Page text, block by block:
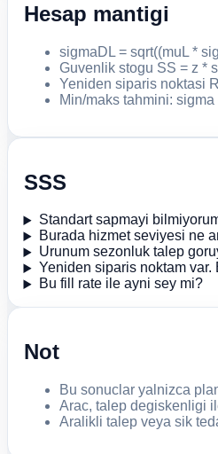
Hesap mantigi
sigmaDL = sqrt((muL *
Guvenlik stogu SS = z *
Yeniden siparis noktasi
Min/maks tahmini:
SSS
Standart sapmayi
Burada hizmet seviyesi ne
Urunum sezonluk talep
Yeniden siparis noktam
Bu fill rate ile ayni sey mi?
Not
Bu sonuclar yalnizca
Arac, talep degiskenligi
Aralikli talep veya sik